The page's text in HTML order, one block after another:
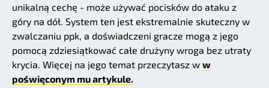
unikalną cechę - może używać pocisków do ataku z
góry na dół. System ten jest ekstremalnie skuteczny w
zwalczaniu ppk, a doświadczeni gracze mogą z jego
pomocą zdziesiątkować całe drużyny wroga bez utraty
krycia. Więcej na jego temat przeczytasz w w
poświęconym mu artykule.